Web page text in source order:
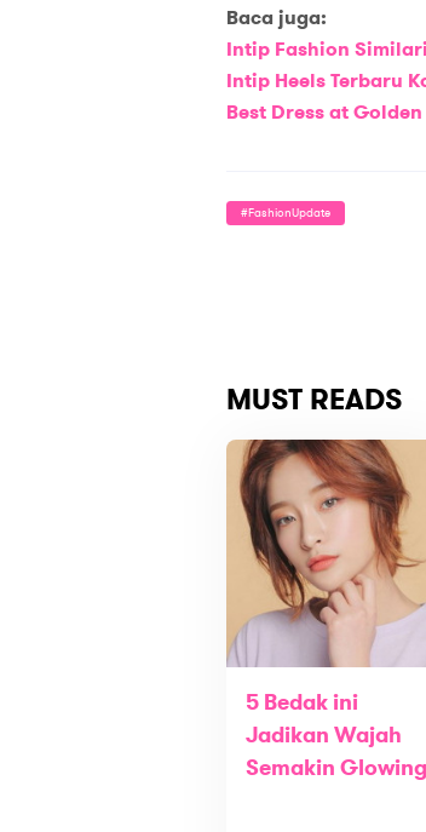
Baca juga:
Intip Fashion
Intip Heels Terbaru
Best Dress at
#fashionUpdate
MUST READS
5 Bedak ini
Jadikan Wajah
Semakin Glowing